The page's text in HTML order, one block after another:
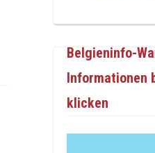
Belgieninfo-
Informationen
klicken